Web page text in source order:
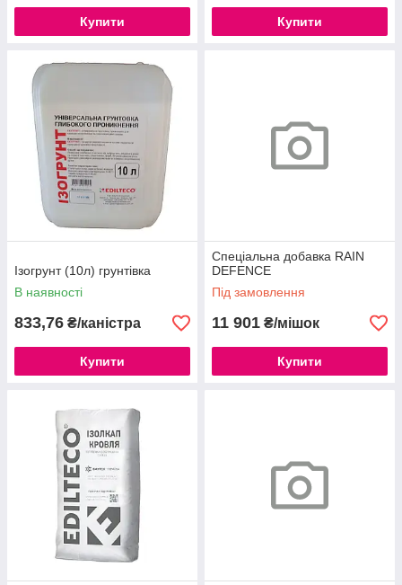
Купити Купити
Ізогрунт (10л) грунтівка
В наявності
833,76 ₴/каністра
Купити
Спеціальна добавка RAIN
DEFENCE
Під замовлення
11 901 ₴/мішок
Купити